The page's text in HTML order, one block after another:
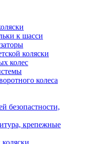
к шасси
коляски
колес
колеса
безопастности,
крепежные